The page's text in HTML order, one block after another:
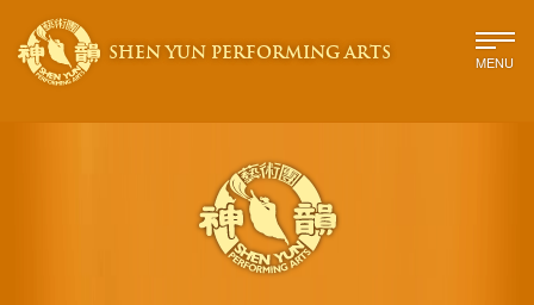
SHEN YUN PERFORMING ARTS MENU